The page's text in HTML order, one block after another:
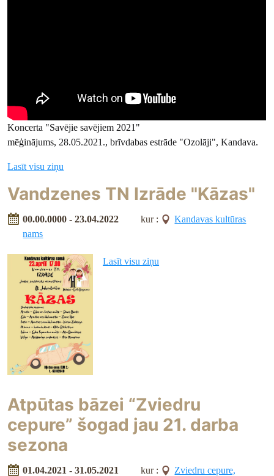
Koncerta "Savējie savējiem 2021"
mēģinājums, 28.05.2021., brīvdabas estrāde "Ozolāji", Kandava.
Lasīt visu ziņu
Vandzenes TN Izrāde "Kāzas"
00.00.0000 - 23.04.2022 kur :
Kandavas kultūras
nams
Lasīt visu ziņu
Atpūtas bāzei “Zviedru
cepure” šogad jau 21. darba
sezona
01.04.2021 - 31.05.2021 kur :
Zviedru cepure,